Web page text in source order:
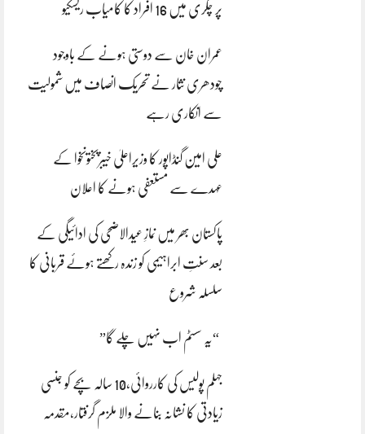
پر چکری میں 16 افراد کا کامیاب ریسکیو
عمران خان سے دوستی ہونے کے باوجود
چودھری نثار نے تحریک انصاف میں شمولیت
سے انکاری رہے
علی امین گنڈاپور کا وزیراعلیٰ خیبرپختونخوا کے
عہدے سے مستعفی ہونے کا اعلان
پاکستان بھر میں نمازِ عیدالاضحی کی ادائیگی کے
بعد سنتِ ابراہیمی کو زندہ رکھتے ہوئے قربانی کا
سلسلہ شروع
“یہ سسٹم اب نہیں چلے گا”
جہلم پولیس کی کارروائی،10 سالہ بچے کو جنسی
زیادتی کا نشانہ بنانے والا ملزم گرفتار،مقدمہ